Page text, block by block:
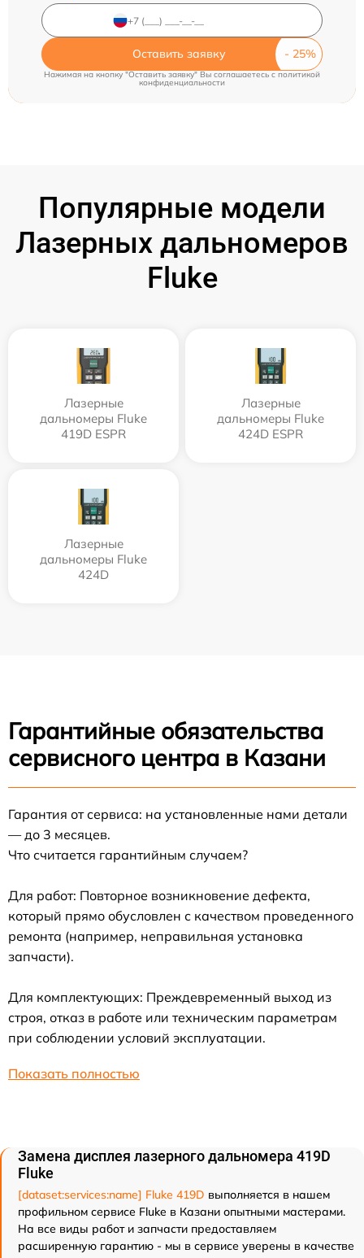
Оставить заявку
Нажимая на кнопку "Оставить заявку" Вы соглашаетесь cполитикой
конфиденциальности
Популярные модели
Лазерных дальномеров
Fluke
Лазерные
дальномеры Fluke
419D ESPR
Лазерные
дальномеры Fluke
424D ESPR
Лазерные
дальномеры Fluke
424D
Гарантийные обязательства
сервисного центра в Казани
Гарантия от сервиса: на установленные нами детали
— до 3 месяцев.
Что считается гарантийным случаем?
Для работ: Повторное возникновение дефекта,
который прямо обусловлен с качеством проведенного
ремонта (например, неправильная установка
запчасти).
Для комплектующих: Преждевременный выход из
строя, отказ в работе или техническим параметрам
при соблюдении условий эксплуатации.
Показать полностью
Замена дисплея лазерного дальномера 419D
Fluke
[dataset:services:name] Fluke 419D выполняется в нашем
профильном сервисе Fluke в Казани опытными мастерами.
На все виды работ и запчасти предоставляем
расширенную гарантию - мы в сервисе уверены в качестве